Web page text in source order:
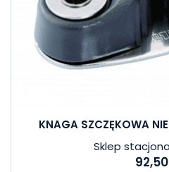
KNAGA SZCZĘKOWA
Sklep
92,50